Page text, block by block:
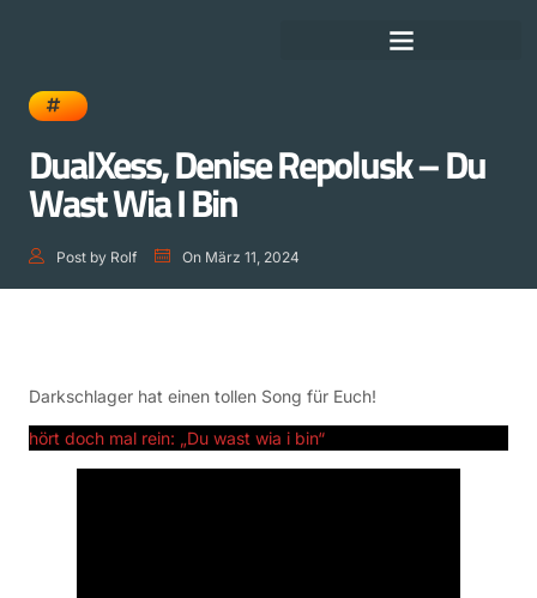
DualXess, Denise Repolusk – Du
Wast Wia I Bin
Post by Rolf On März 11, 2024
Darkschlager hat einen tollen Song für Euch!
hört doch mal rein: „Du wast wia i bin“